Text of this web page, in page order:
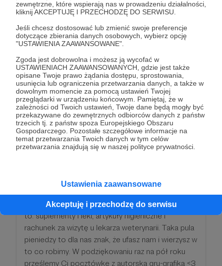
zewnętrzne, które wspierają nas w prowadzeniu działalności,
kliknij AKCEPTUJĘ I PRZECHODZĘ DO SERWISU.
Jeśli chcesz dostosować lub zmienić swoje preferencje
dotyczące zbierania danych osobowych, wybierz opcję
"USTAWIENIA ZAAWANSOWANE".
Zgoda jest dobrowolna i możesz ją wycofać w
USTAWIENIACH ZAAWANSOWANYCH, gdzie jest także
opisane Twoje prawo żądania dostępu, sprostowania,
usunięcia lub ograniczenia przetwarzania danych, a także w
dowolnym momencie za pomocą ustawień Twojej
przeglądarki w urządzeniu końcowym. Pamiętaj, że w
zależności od Twoich ustawień, Twoje dane będą mogły być
przekazywane do zewnętrznych odbiorców danych z państw
trzecich tj. z państw spoza Europejskiego Obszaru
Gospodarczego. Pozostałe szczegółowe informacje na
temat przetwarzania Twoich danych w tym celów
przetwarzania znajdują się w naszej polityce prywatności.
Ustawienia zaawansowane
Akceptuję i przechodzę do serwisu
Stówka to już niemała kwota! W naszym świecie
to wystarczająco żeby opłacić drobny zabieg u
weterynarza, diagnostykę z wykorzystaniem RTG
lub pulę leków. W podziękowaniu za tak hojne
wsparcie chcielibyśmy wsyłać każdemu patronowi
raz na pół roku pocztówkę z autorską gru-grafiką
<3
Patroni: 3
250 zł miesięcznie
250 zł to już ratowanie przez duże R. Taka kwota
dla jednego gołąbka przez cały miesiąc a ponad
to: suplementy i leki, artykuły higieniczne i
rachunek za wizytę u lekarza weterynarii. Taka pula
pieniedzy to dla nas znak, że ufasz nam i wierzysz w
to co robimy. W podziękowaniu raz na pół roku
prześlemy Ci pocztówkę z autorską gru-grafiką <3